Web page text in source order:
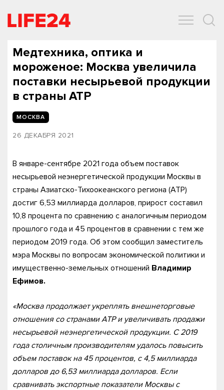
Медтехника, оптика и
мороженое: Москва увеличила
поставки несырьевой продукции
в страны АТР
МОСКВА
26 ДЕКАБРЯ 2021
В январе-сентябре 2021 года объем поставок
несырьевой неэнергетической продукции Москвы в
страны Азиатско-Тихоокеанского региона (АТР)
достиг 6,53 миллиарда долларов, прирост составил
10,8 процента по сравнению с аналогичным периодом
прошлого года и 45 процентов в сравнении с тем же
периодом 2019 года. Об этом сообщил заместитель
мэра Москвы по вопросам экономической политики и
имущественно-земельных отношений Владимир
Ефимов.
«Москва продолжает укреплять внешнеторговые
отношения со странами АТР и увеличивать продажи
несырьевой неэнергетической продукции. С 2019
года столичным производителям удалось повысить
объем поставок на 45 процентов, с 4,5 миллиарда
долларов до 6,53 миллиарда долларов. Если
сравнивать экспортные показатели Москвы с